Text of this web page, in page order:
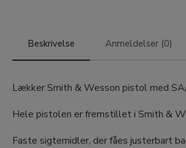
Beskrivelse Anmeldelser (0)
Lækker Smith & Wesson pistol med
Hele pistolen er fremstillet i Smith &
Faste sigtemidler, der fåes justerbart